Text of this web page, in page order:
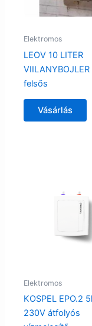
Elektromos
LEOV 10 LITER
VIILANYBOJLER
felsős
Vásárlás
Elektromos
KOSPEL EPO.2
230V átfolyós